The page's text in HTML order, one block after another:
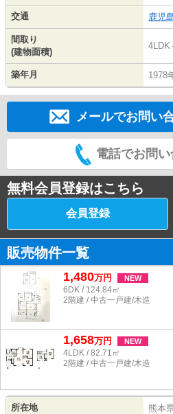
交通 鹿児
間取り
(建物面積)
4LDK
築年月 1978
メールでお問い
電話でお問
無料会員登録はこちら
会員登録
販売物件一覧
1,480万円 NEW
6DK / 124.84㎡
2階建 / 中古一戸建/木造
1,658万円 NEW
4LDK / 82.71㎡
2階建 / 中古一戸建/木造
所在地 熊本